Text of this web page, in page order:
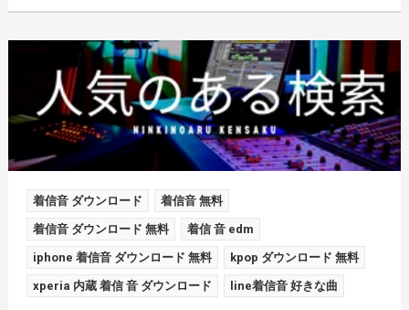
着信音 ダウンロード 着信音 無料
着信音 ダウンロード 無料 着信 音 edm
iphone 着信音 ダウンロード 無料 kpop ダウンロード 無料
xperia 内蔵 着信 音 ダウンロード line着信音 好きな曲